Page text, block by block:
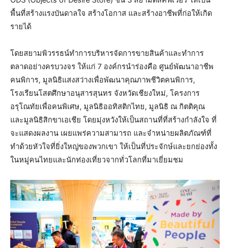
พื้นที่สร้างแรงบันดาลใจ สร้างโอกาส และสร้างอาชีพที่ก่อให้เกิด
รายได้
โดยสยามพิวรรธน์ทำการบริหารจัดการขายสินค้าและทำการ
ตลาดอย่างครบวงจร ให้แก่ 7 องค์กรนำร่องคือ ศูนย์พัฒนาอาชีพ
คนพิการ, มูลนิธิแสงสว่างเพื่อพัฒนาคุณภาพชีวิตคนพิการ,
โรงเรียนโสตศึกษาอนุสารสุนทร จังหวัดเชียงใหม่, โครงการ
อรุโณทัยเพื่อคนพิเศษ, มูลนิธิออทิสติกไทย, มูลนิธิ ณ กิตติคุณ
และมูลนิธิสิกขาเอเชีย โดยมุ่งหวังให้เป็นสถานที่ที่สร้างกำลังใจ ที่
จะแสดงผลงาน เผยแพร่ความสามารถ และจำหน่ายผลิตภัณฑ์ที่
ทำด้วยหัวใจที่ยิ่งใหญ่ของพวกเขา ให้เป็นที่ประจักษ์และยกย่องทั้ง
ในหมู่คนไทยและนักท่องเที่ยวจากทั่วโลกที่มาเยี่ยมชม